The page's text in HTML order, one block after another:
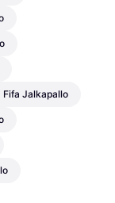
Fifa Jalkapallo